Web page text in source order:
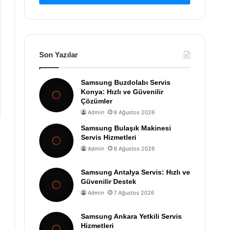
Son Yazılar
Samsung Buzdolabı Servis
Konya: Hızlı ve Güvenilir
Çözümler
Admin 8 Ağustos 2026
Samsung Bulaşık Makinesi
Servis Hizmetleri
Admin 8 Ağustos 2026
Samsung Antalya Servis: Hızlı ve
Güvenilir Destek
Admin 7 Ağustos 2026
Samsung Ankara Yetkili Servis
Hizmetleri